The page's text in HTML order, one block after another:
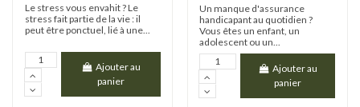
Le stress vous envahit ? Le
stress fait partie de la vie : il
peut être ponctuel, lié à une...
Ajouter au
panier
Un manque d'assurance
handicapant au quotidien ?
Vous êtes un enfant, un
adolescent ou un...
Ajouter au
panier